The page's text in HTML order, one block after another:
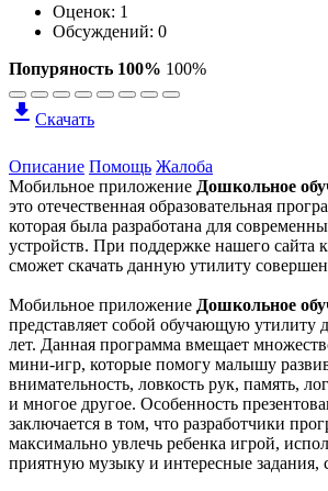
Оценок: 1
Обсуждений: 0
Попуряность 100% 100%
Скачать
Описание Помощь Жалоба
Мобильное приложение Дошкольное
это отечественная образовательная
которая была разработана для
устройств. При поддержке нашего сайта
сможет скачать данную утилиту
Мобильное приложение Дошкольное
представляет собой обучающую утилиту
лет. Данная программа вмещает
мини-игр, которые помогу малышу
внимательность, ловкость рук, память,
и многое другое. Особенность
заключается в том, что разработчики
максимально увлечь ребенка игрой,
приятную музыку и интересные задания,